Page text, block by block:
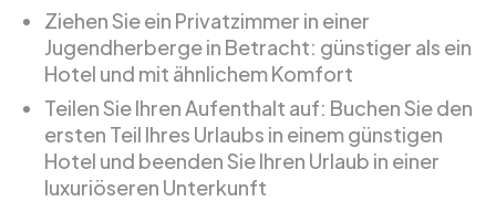
Ziehen Sie ein Privatzimmer in einer
Jugendherberge in Betracht: günstiger als ein
Hotel und mit ähnlichem Komfort
Teilen Sie Ihren Aufenthalt auf: Buchen Sie den
ersten Teil Ihres Urlaubs in einem günstigen
Hotel und beenden Sie Ihren Urlaub in einer
luxuriöseren Unterkunft